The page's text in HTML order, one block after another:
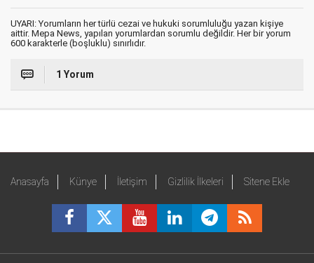
UYARI: Yorumların her türlü cezai ve hukuki sorumluluğu yazan kişiye
aittir. Mepa News, yapılan yorumlardan sorumlu değildir. Her bir yorum
600 karakterle (boşluklu) sınırlıdır.
1 Yorum
Anasayfa Künye İletişim Gizlilik İlkeleri Sitene Ekle